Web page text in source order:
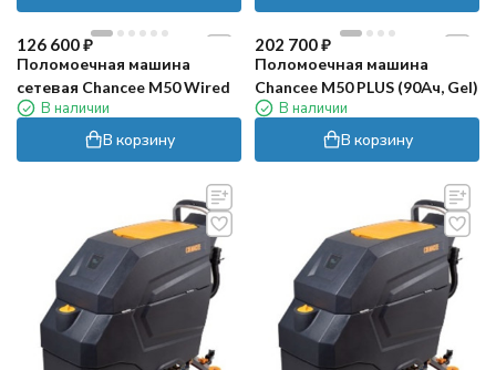
126 600₽
Поломоечная машина
сетевая Chancee M50 Wired
В наличии
В корзину
202 700₽
Поломоечная машина
Chancee M50 PLUS (90Ач, Gel)
В наличии
В корзину